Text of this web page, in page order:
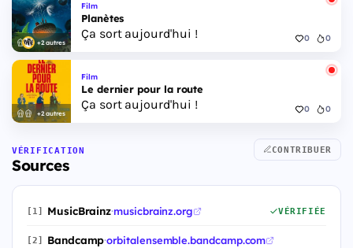
+2 autres
Film
Planètes
Ça sort aujourd'hui ! 0 0
+2 autres
Film
Le dernier pour la route
Ça sort aujourd'hui ! 0 0
VÉRIFICATION
Sources
CONTRIBUER
[1] MusicBrainz·musicbrainz.org VÉRIFIÉE
[2] Bandcamp·orbitalensemble.bandcamp.com